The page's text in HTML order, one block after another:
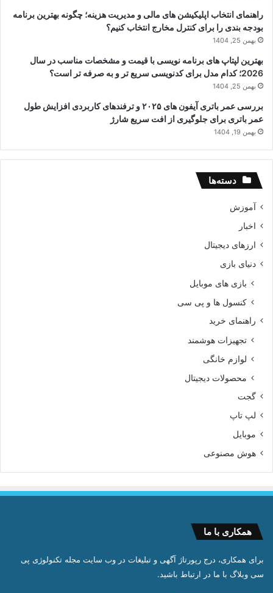
راهنمای انتخاب اپلیکیشن های مالی و مدیریت هزینه؛ چگونه بهترین برنامه
بودجه بندی را برای کنترل مخارج انتخاب کنیم؟
بهمن 25, 1404
بهترین لپتاپ های برنامه نویسی با قیمت و مشخصات مناسب در سال
2026؛ کدام مدل برای کدنویسی سریع تر و به صرفه تر است؟
بهمن 25, 1404
بررسی عمر باتری آیفون های ۲۰۲۵ و ترفندهای کاربردی افزایش طول
عمر باتری برای جلوگیری از افت سریع شارژ
بهمن 19, 1404
دسته‌ها
آموزش
اخبار
ارزهای دیجیتال
دنیای بازی
بازی های موبایل
کنسول ها و پی سی
راهنمای خرید
تجهیزات هوشمند
لوازم خانگی
محصولات دیجیتال
گجت
لپ تاپ
موبایل
هوش مصنوعی
همکاری با ما
برای همکاری، درج رپورتاژ آگهی و تبلیغات در وب سایت مجله تکنولوژی پی
سی وبلاگ با ما در ارتباط باشید.